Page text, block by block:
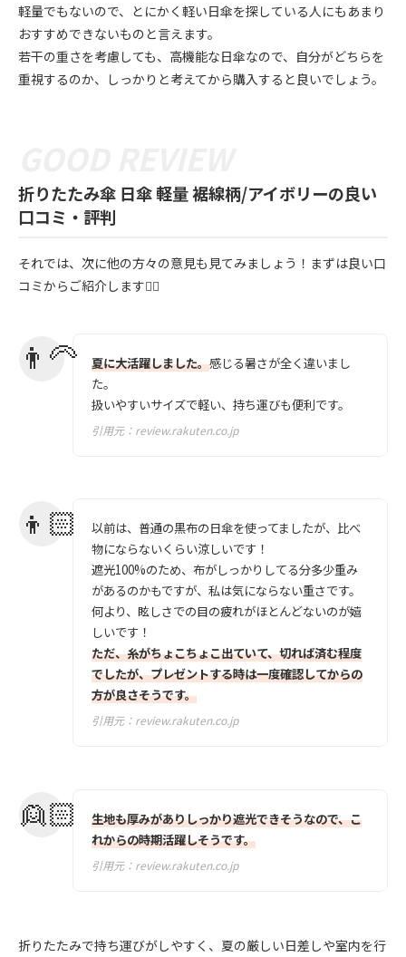
軽量でもないので、とにかく軽い日傘を探している人にもあまり
おすすめできないものと言えます。
若干の重さを考慮しても、高機能な日傘なので、自分がどちらを
重視するのか、しっかりと考えてから購入すると良いでしょう。
折りたたみ傘 日傘 軽量 裾線柄/アイボリーの良い
口コミ・評判
それでは、次に他の方々の意見も見てみましょう！まずは良い口
コミからご紹介します💁‍♀️
夏に大活躍しました。感じる暑さが全く違いまし
た。
扱いやすいサイズで軽い、持ち運びも便利です。
引用元： review.rakuten.co.jp
以前は、普通の黒布の日傘を使ってましたが、比べ
物にならないくらい涼しいです！
遮光100%のため、布がしっかりしてる分多少重み
があるのかもですが、私は気にならない重さです。
何より、眩しさでの目の疲れがほとんどないのが嬉
しいです！
ただ、糸がちょこちょこ出ていて、切れば済む程度
でしたが、プレゼントする時は一度確認してからの
方が良さそうです。
引用元： review.rakuten.co.jp
生地も厚みがありしっかり遮光できそうなので、こ
れからの時期活躍しそうです。
引用元： review.rakuten.co.jp
折りたたみで持ち運びがしやすく、夏の厳しい日差しや室内を行